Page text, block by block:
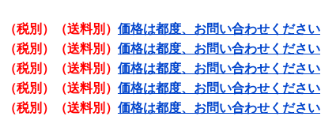
（税別）（送料別） 価格は都度、お問い合わせください
（税別）（送料別） 価格は都度、お問い合わせください
（税別）（送料別） 価格は都度、お問い合わせください
（税別）（送料別） 価格は都度、お問い合わせください
（税別）（送料別） 価格は都度、お問い合わせください